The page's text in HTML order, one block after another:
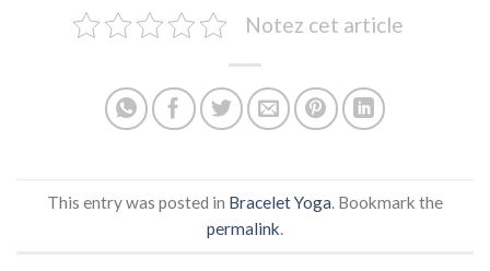
Notez cet article
This entry was posted in Bracelet Yoga. Bookmark the
permalink.